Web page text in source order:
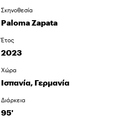
Σκηνοθεσία
Paloma Zapata
Έτος
2023
Χώρα
Ισπανία, Γερμανία
Διάρκεια
95'